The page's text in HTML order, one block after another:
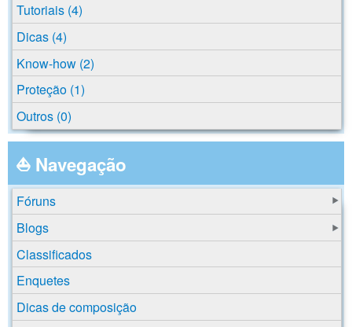
Tutoriais (4)
Dicas (4)
Know-how (2)
Proteção (1)
Outros (0)
⛵ Navegação
Fóruns
Blogs
Classificados
Enquetes
Dicas de composição